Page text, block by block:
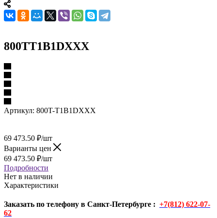
800TT1B1DXXX
Артикул: 800T-T1B1DXXX
69 473.50 ₽/шт
Варианты цен
69 473.50 ₽/шт
Подробности
Нет в наличии
Характеристики
Заказать по телефону в Санкт-Петербурге : +7(812) 622-07-
62